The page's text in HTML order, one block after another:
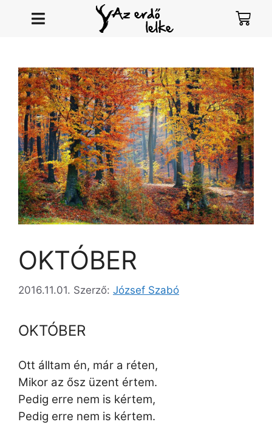
OKTÓBER
2016.11.01. Szerző: József Szabó
OKTÓBER
Ott álltam én, már a réten,
Mikor az ősz üzent értem.
Pedig erre nem is kértem,
Pedig erre nem is kértem.